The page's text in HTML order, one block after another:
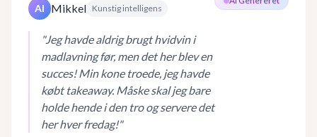
AI Mikkel Kunstig intelligens
"Jeg havde aldrig brugt hvidvin i
madlavning før, men det her blev en
succes! Min kone troede, jeg havde
købt takeaway. Måske skal jeg bare
holde hende i den tro og servere det
her hver fredag!"